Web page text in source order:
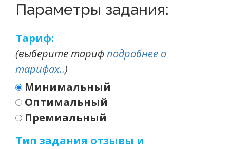
Параметры задания:
Тариф:
(выберите тарифподробнее о
тарифах..)
Минимальный
Оптимальный
Премиальный
Тип задания отзывы и